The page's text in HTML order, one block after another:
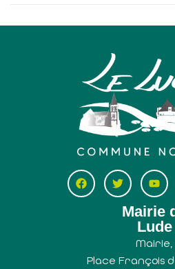
Mairie
Lude
Mairie,
Place François